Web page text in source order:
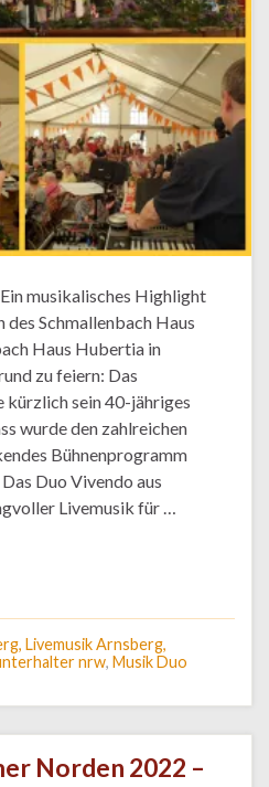
musikalisches Highlight
Schmallenbach Haus
Haus Hubertia in
zu feiern: Das
sein 40-jähriges
wurde den zahlreichen
Bühnenprogramm
Duo Vivendo aus
Livemusik für …
Livemusik Arnsberg,
nrw, Musik Duo
Norden 2022 –